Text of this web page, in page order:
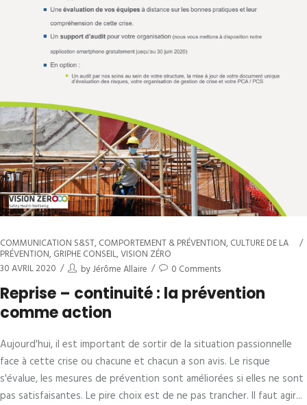
COMMUNICATION S&ST,COMPORTEMENT & PRÉVENTION,CULTURE DE LA
PRÉVENTION,GRIPHE CONSEIL,VISION ZÉRO
30 AVRIL 2020
byJérôme Allaire 0 Comments
Reprise – continuité : la prévention
comme action
Aujourd'hui, il est important de sortir de la situation passionnelle
face à cette crise ou chacune et chacun a son avis. Le risque
s'évalue, les mesures de prévention sont améliorées si elles ne sont
pas satisfaisantes. Le pire choix est de ne pas trancher. Il faut agir